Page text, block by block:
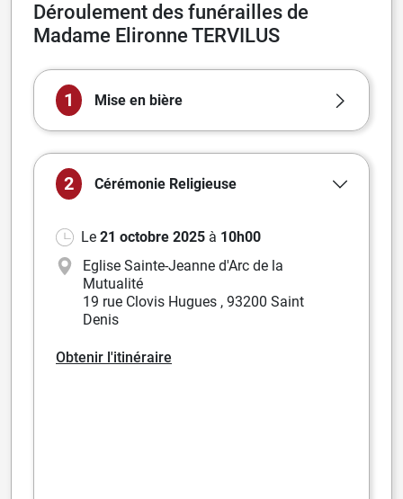
Déroulement des funérailles de
Madame Elironne TERVILUS
1 Mise en bière
2 Cérémonie Religieuse
Le 21 octobre 2025 à 10h00
Eglise Sainte-Jeanne d'Arc de la
Mutualité
19 rue Clovis Hugues , 93200 Saint
Denis
Obtenir l'itinéraire